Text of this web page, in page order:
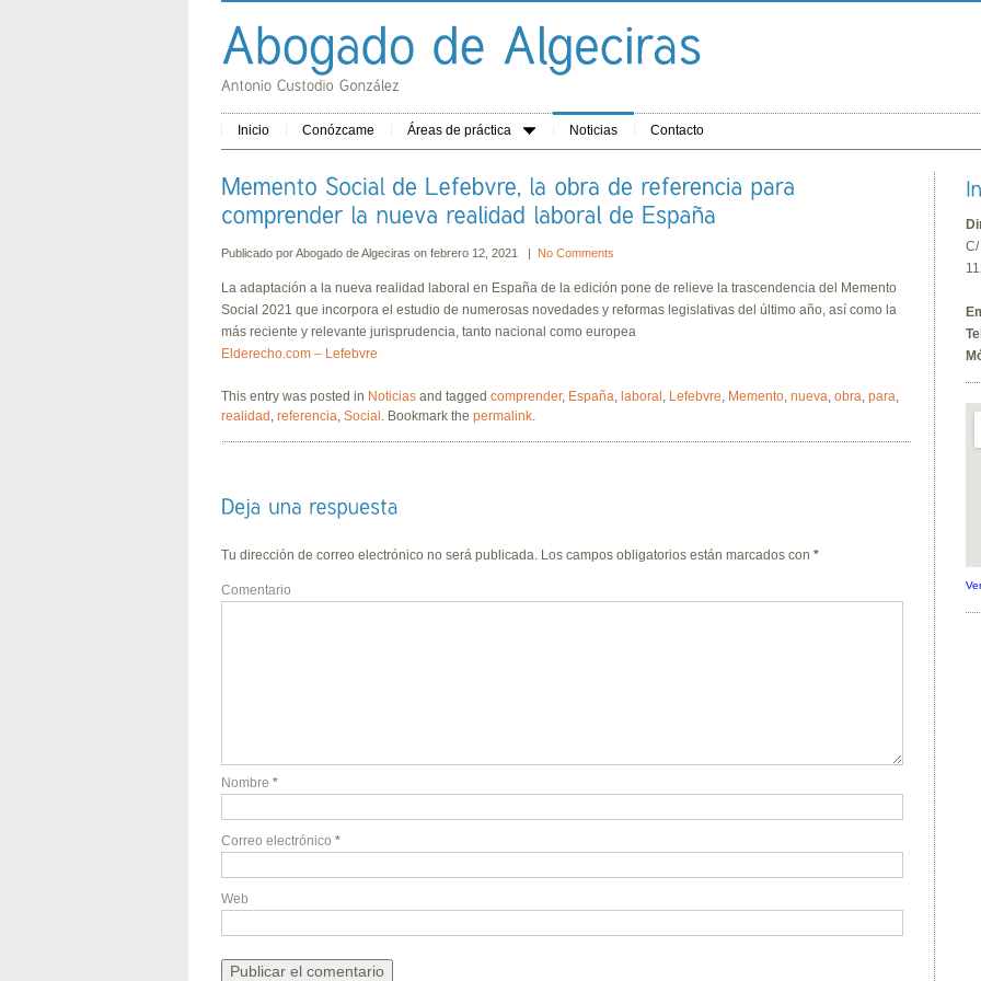
Inicio Conózcame Áreas de práctica Noticias Contacto
Publicado porAbogado de Algeciras on febrero 12, 2021 | No Comments
La adaptación a la nueva realidad laboral en España de la edición pone de relieve la trascendencia del Memento
Social 2021 que incorpora el estudio de numerosas novedades y reformas legislativas del último año, así como la
más reciente y relevante jurisprudencia, tanto nacional como europea
Elderecho.com – Lefebvre
This entry was posted in Noticias and tagged comprender, España, laboral , Lefebvre, Memento, nueva, obra, para,
realidad , referencia, Social . Bookmark the permalink.
Tu dirección de correo electrónico no será publicada. Los campos obligatorios están marcados con *
Comentario
Nombre *
Correo electrónico *
Web
C/